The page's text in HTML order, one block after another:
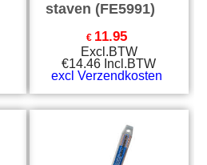
staven (FE5991)
€ 11.95
Excl.BTW
€14.46 Incl.BTW
excl Verzendkosten